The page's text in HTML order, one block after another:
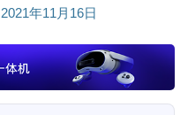
2021年11月16日